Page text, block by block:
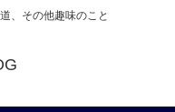
、その他趣味のこと